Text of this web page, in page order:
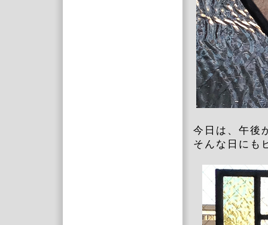
今日は、午後
そんな日にも